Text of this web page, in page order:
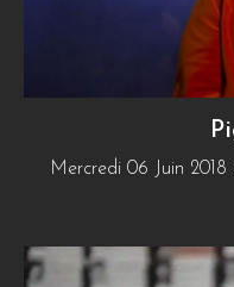
Mercredi 06 Juin